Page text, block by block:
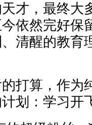
才，最终大
依然完好保
清醒的教育
打算，作为
划：学习开